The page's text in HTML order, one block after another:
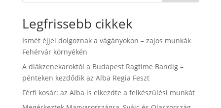
Legfrissebb cikkek
Ismét éjjel dolgoznak a vágányokon – zajos munkák
Fehérvár környékén
A diákzenekaroktól a Budapest Ragtime Bandig –
pénteken kezdődik az Alba Regia Feszt
Férfi kosár: az Alba is elkezdte a felkészülési munkát